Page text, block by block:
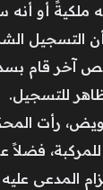
ملكيةً أو
التسجيل
آخر قام
للتسجيل.
رأت
فضلاً عما
المدعى